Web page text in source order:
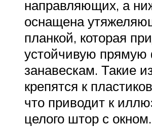
направляющих, а
оснащена
планкой, которая
устойчивую
занавескам. Такие
крепятся к
что приводит к
целого штор с окном.